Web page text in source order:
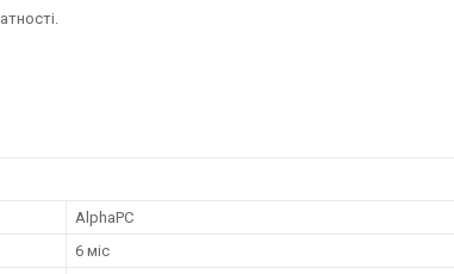
AlphaPC
6 міс